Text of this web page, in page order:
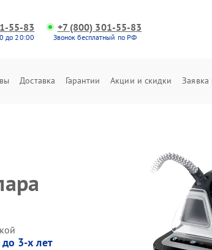
55-83
до 20:00
+7 (800) 301-55-83
Звонок бесплатный по РФ
Доставка Гарантии Акции и скидки
до 3-х лет